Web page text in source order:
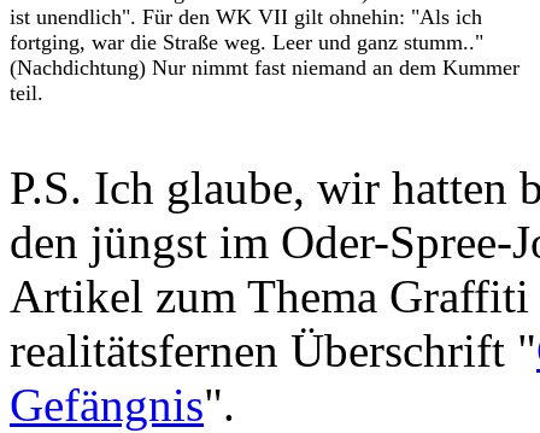
ist unendlich". Für den WK VII gilt ohnehin: "Als ich
fortging, war die Straße weg. Leer und ganz stumm.."
(Nachdichtung) Nur nimmt fast niemand an dem Kummer
teil.
P.S. Ich glaube, wir hatten
den jüngst im Oder-Spree-
Artikel zum Thema
realitätsfernen Überschrift "
Gefängnis".